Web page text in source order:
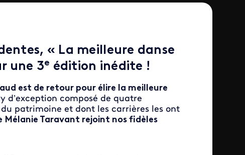
« La meilleure danse
une 3e édition inédite !
est de retour pour élire la meilleure
d’exception composé de quatre
patrimoine et dont les carrières les ont
Taravant rejoint nos fidèles